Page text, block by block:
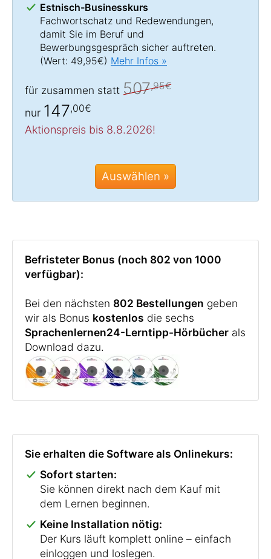
Estnisch-Businesskurs
Fachwortschatz und Redewendungen,
damit Sie im Beruf und
Bewerbungsgespräch sicher auftreten.
(Wert: 49,95€) Mehr Infos »
für zusammen statt 507,95€
nur 147,00€
Aktionspreis bis 8.8.2026!
Auswählen »
Befristeter Bonus (noch 802 von 1000
verfügbar):
Bei den nächsten 802 Bestellungen geben
wir als Bonus kostenlos die sechs
Sprachenlernen24-Lerntipp-Hörbücher als
Download dazu.
Sie erhalten die Software als Onlinekurs:
Sofort starten:
Sie können direkt nach dem Kauf mit
dem Lernen beginnen.
Keine Installation nötig:
Der Kurs läuft komplett online – einfach
einloggen und loslegen.